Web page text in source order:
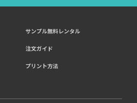
サンプル無料レンタル
注文ガイド
プリント方法